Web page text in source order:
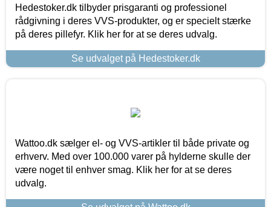
Hedestoker.dk tilbyder prisgaranti og professionel
rådgivning i deres VVS-produkter, og er specielt stærke
på deres pillefyr. Klik her for at se deres udvalg.
Se udvalget på Hedestoker.dk
Wattoo.dk sælger el- og VVS-artikler til både private og
erhverv. Med over 100.000 varer på hylderne skulle der
være noget til enhver smag. Klik her for at se deres
udvalg.